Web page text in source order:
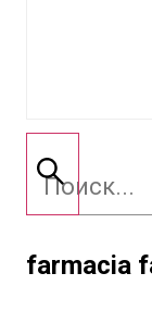
farmacia